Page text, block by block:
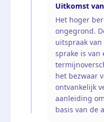
Uitkomst
Het hoger
ongegrond.
uitspraak
sprake is van
het bezwaar
ontvankelijk
aanleiding
basis van de